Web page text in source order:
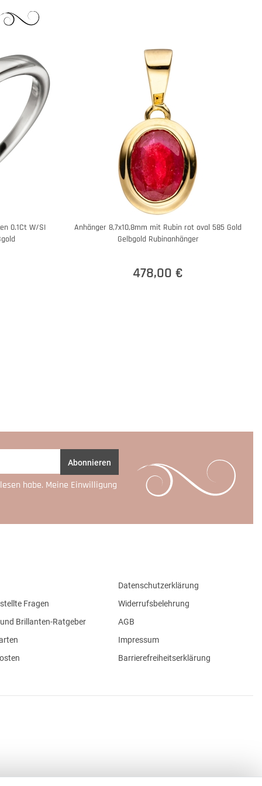
0.1Ct W/SI
Anhänger 8,7x10,8mm mit Rubin rot oval 585 Gold
Gelbgold Rubinanhänger
478,00 €
Abonnieren
habe. Meine Einwilligung
Fragen
Brillanten-Ratgeber
Datenschutzerklärung
Widerrufsbelehrung
AGB
Impressum
Barrierefreiheitserklärung